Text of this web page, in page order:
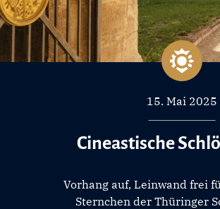
15. Mai 2025
Cineastische
Vorhang auf, Leinwand frei
Sternchen der Thüringer